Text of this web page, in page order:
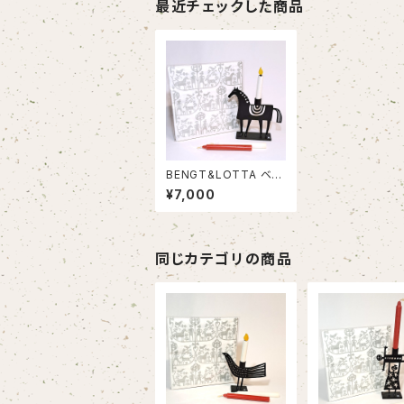
最近チェックした商品
BENGT&LOTTA ベン
グト＆ロッタ キャンド
ルスタンド HÄST 馬
B＆L柄のナプキン付
【スウェーデンユニット
の鉄製ろうそく立て】
¥7,000
同じカテゴリの商品